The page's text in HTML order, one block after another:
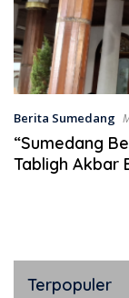
Berita Sumedang
“Sumedang
Tabligh Akbar
Terpopuler